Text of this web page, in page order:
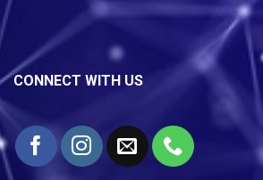
CONNECT WITH US